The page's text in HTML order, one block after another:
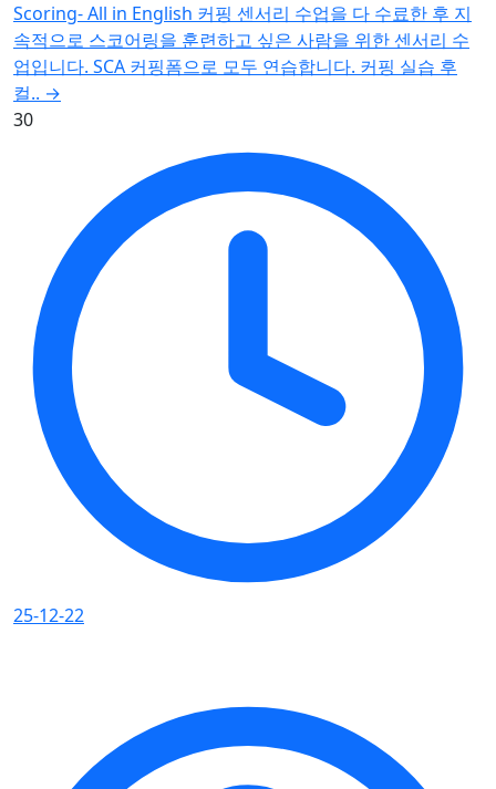
Scoring- All in English 커핑 센서리 수업을 다 수료한 후 지
속적으로 스코어링을 훈련하고 싶은 사람을 위한 센서리 수
업입니다. SCA 커핑폼으로 모두 연습합니다. 커핑 실습 후
컬.. →
30
25-12-22